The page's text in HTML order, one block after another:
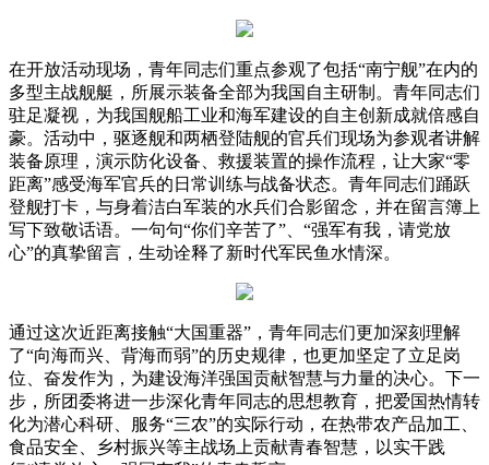
在开放活动现场，青年同志们重点参观了包括“南宁舰”在内的
多型主战舰艇，所展示装备全部为我国自主研制。青年同志们
驻足凝视，为我国舰船工业和海军建设的自主创新成就倍感自
豪。活动中，驱逐舰和两栖登陆舰的官兵们现场为参观者讲解
装备原理，演示防化设备、救援装置的操作流程，让大家“零
距离”感受海军官兵的日常训练与战备状态。青年同志们踊跃
登舰打卡，与身着洁白军装的水兵们合影留念，并在留言簿上
写下致敬话语。一句句“你们辛苦了”、“强军有我，请党放
心”的真挚留言，生动诠释了新时代军民鱼水情深。
通过这次近距离接触“大国重器”，青年同志们更加深刻理解
了“向海而兴、背海而弱”的历史规律，也更加坚定了立足岗
位、奋发作为，为建设海洋强国贡献智慧与力量的决心。下一
步，所团委将进一步深化青年同志的思想教育，把爱国热情转
化为潜心科研、服务“三农”的实际行动，在热带农产品加工、
食品安全、乡村振兴等主战场上贡献青春智慧，以实干践